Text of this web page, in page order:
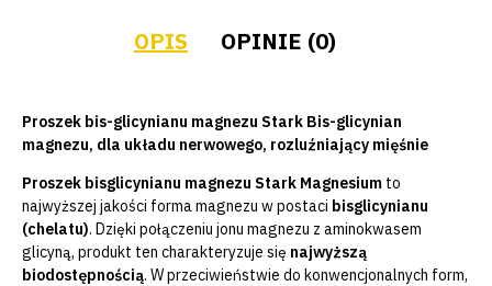
OPIS OPINIE (0)
Proszek bis-glicynianu magnezu Stark Bis-glicynian
magnezu, dla układu nerwowego, rozluźniający mięśnie
Proszek bisglicynianu magnezu Stark Magnesium to
najwyższej jakości forma magnezu w postaci bisglicynianu
(chelatu). Dzięki połączeniu jonu magnezu z aminokwasem
glicyną, produkt ten charakteryzuje się najwyższą
biodostępnością. W przeciwieństwie do konwencjonalnych form,